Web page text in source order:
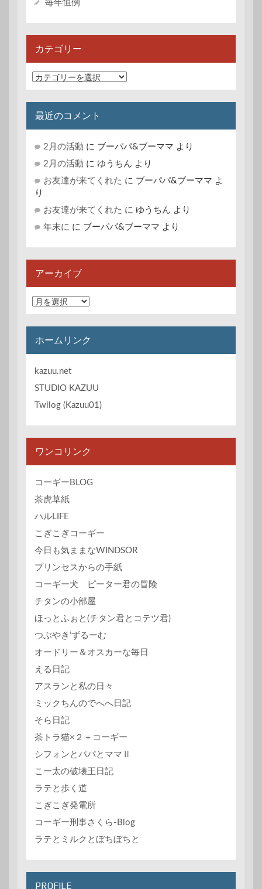
毎年恒例
カテゴリー
カ
テ
ゴ
リ
最近のコメント
2月の活動 に ブーパパ&ブーママ より
2月の活動 に ゆうちん より
お友達が来てくれた に ブーパパ&ブーママ よ
り
お友達が来てくれた に ゆうちん より
年末に に ブーパパ&ブーママ より
アーカイブ
ア
ー
カ
イ
ホームリンク
kazuu.net
STUDIO KAZUU
Twilog (Kazuu01)
ワンコリンク
コーギーBLOG
茶虎草紙
ハルLIFE
こぎこぎコーギー
今日も気ままなWINDSOR
プリンセスからの手紙
コーギー犬 ピーター君の冒険
チタンの小部屋
ほっとふぉと(チタン君とコテツ君)
つぶやき’ずるーむ
オードリー＆オスカーな毎日
える日記
アスランと私の日々
ミックちんのでへへ日記
そら日記
茶トラ猫×２＋コーギー
シフォンとパパとママⅡ
こー太の破壊王日記
ラテと歩く道
こぎこぎ発電所
コーギー刑事さくら-Blog
ラテとミルクとぼちぼちと
PROFILE